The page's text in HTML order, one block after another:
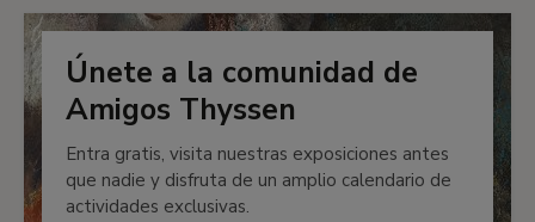
Únete a la comunidad de
Amigos Thyssen
Entra gratis, visita nuestras exposiciones antes
que nadie y disfruta de un amplio calendario de
actividades exclusivas.